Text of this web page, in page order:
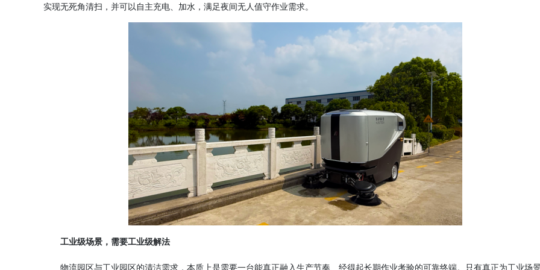
实现无死角清扫，并可以自主充电、加水，满足夜间无人值守作业需求。
工业级场景，需要工业级解法
物流园区与工业园区的清洁需求，本质上是需要一台能真正融入生产节奏、经得起长期作业考验的可靠终端。只有真正为工业场